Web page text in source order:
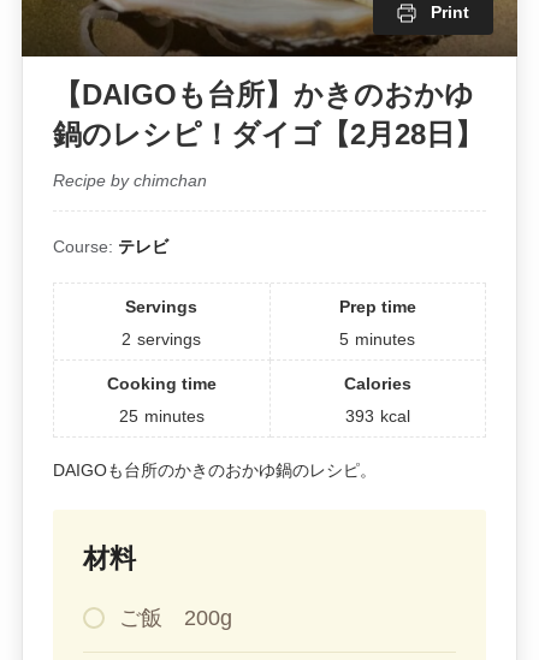
Print
【DAIGOも台所】かきのおかゆ
鍋のレシピ！ダイゴ【2月28日】
Recipe by chimchan
Course: テレビ
Servings
2 servings
Prep time
5 minutes
Cooking time
25 minutes
Calories
393 kcal
DAIGOも台所のかきのおかゆ鍋のレシピ。
材料
ご飯 200g